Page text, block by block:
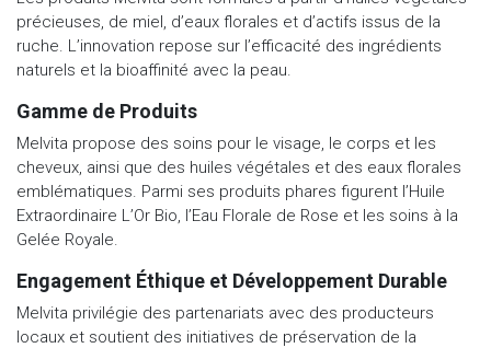
précieuses, de miel, d’eaux florales et d’actifs issus de la
ruche. L’innovation repose sur l’efficacité des ingrédients
naturels et la bioaffinité avec la peau.
Gamme de Produits
Melvita propose des soins pour le visage, le corps et les
cheveux, ainsi que des huiles végétales et des eaux florales
emblématiques. Parmi ses produits phares figurent l’Huile
Extraordinaire L’Or Bio, l’Eau Florale de Rose et les soins à la
Gelée Royale.
Engagement Éthique et Développement Durable
Melvita privilégie des partenariats avec des producteurs
locaux et soutient des initiatives de préservation de la